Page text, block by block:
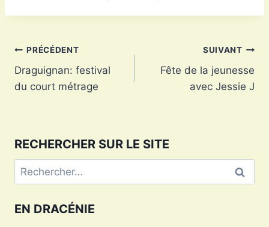
Navigation
de
PRÉCÉDENT
Draguignan: festival
du court métrage
SUIVANT
Fête de la jeunesse
avec Jessie J
RECHERCHER SUR LE SITE
Rechercher :
EN DRACÉNIE